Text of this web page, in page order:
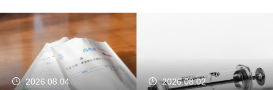
2026.08.04 2026.08.02